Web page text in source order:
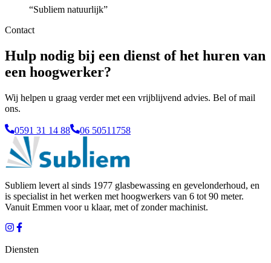
“Subliem natuurlijk”
Contact
Hulp nodig bij een dienst of het huren van
een hoogwerker?
Wij helpen u graag verder met een vrijblijvend advies. Bel of mail
ons.
0591 31 14 88 06 50511758
Subliem levert al sinds 1977 glasbewassing en gevelonderhoud, en
is specialist in het werken met hoogwerkers van 6 tot 90 meter.
Vanuit Emmen voor u klaar, met of zonder machinist.
Diensten